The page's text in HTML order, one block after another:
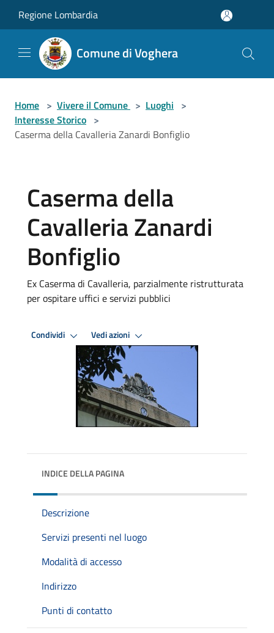
Regione Lombardia
Comune di Voghera
Home > Vivere il Comune > Luoghi >
Interesse Storico >
Caserma della Cavalleria Zanardi Bonfiglio
Caserma della
Cavalleria Zanardi
Bonfiglio
Ex Caserma di Cavalleria, parzialmente ristrutturata
per ospitare uffici e servizi pubblici
Condividi Vedi azioni
INDICE DELLA PAGINA
Descrizione
Servizi presenti nel luogo
Modalità di accesso
Indirizzo
Punti di contatto